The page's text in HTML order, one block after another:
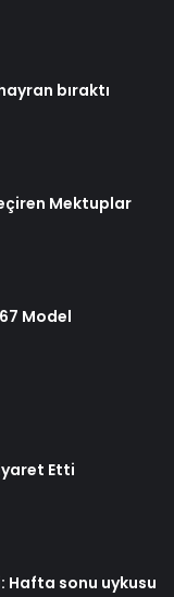
bıraktı
Mektuplar
Model
Etti
Hafta sonu uykusu